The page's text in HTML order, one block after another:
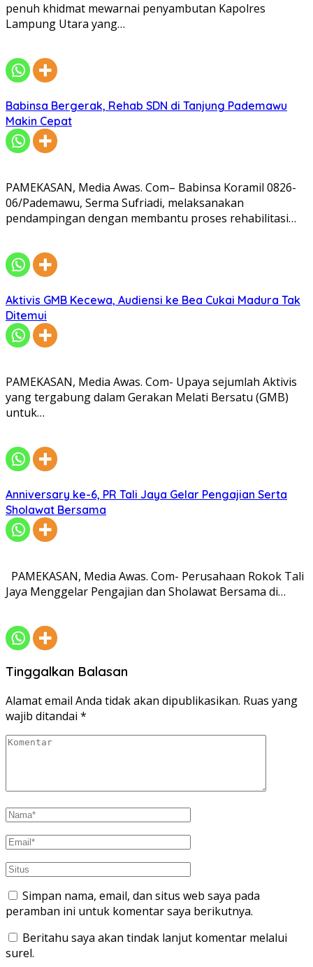
penuh khidmat mewarnai penyambutan Kapolres
Lampung Utara yang…
Babinsa Bergerak, Rehab SDN di Tanjung Pademawu
Makin Cepat
PAMEKASAN, Media Awas. Com– Babinsa Koramil 0826-
06/Pademawu, Serma Sufriadi, melaksanakan
pendampingan dengan membantu proses rehabilitasi…
Aktivis GMB Kecewa, Audiensi ke Bea Cukai Madura Tak
Ditemui
PAMEKASAN, Media Awas. Com- Upaya sejumlah Aktivis
yang tergabung dalam Gerakan Melati Bersatu (GMB)
untuk…
Anniversary ke-6, PR Tali Jaya Gelar Pengajian Serta
Sholawat Bersama
PAMEKASAN, Media Awas. Com- Perusahaan Rokok Tali
Jaya Menggelar Pengajian dan Sholawat Bersama di…
Tinggalkan Balasan
Alamat email Anda tidak akan dipublikasikan. Ruas yang
wajib ditandai *
Simpan nama, email, dan situs web saya pada
peramban ini untuk komentar saya berikutnya.
Beritahu saya akan tindak lanjut komentar melalui
surel.